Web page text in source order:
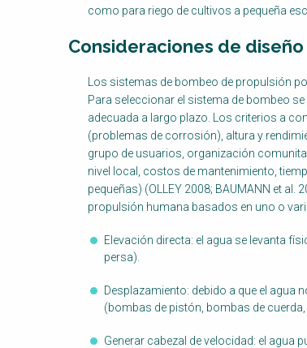
como para riego de cultivos a pequeña
Consideraciones de diseño
Factsheet
Block
Body
Los sistemas de bombeo de propulsión
Para seleccionar el sistema de bombeo
adecuada a largo plazo. Los criterios a
(problemas de corrosión), altura y
grupo de usuarios, organización
nivel local, costos de mantenimiento,
pequeñas) (OLLEY 2008; BAUMANN et
propulsión humana basados en uno o
Elevación directa: el agua se levanta
persa).
Desplazamiento: debido a que el agua
(bombas de pistón, bombas de
Generar cabezal de velocidad: el agua